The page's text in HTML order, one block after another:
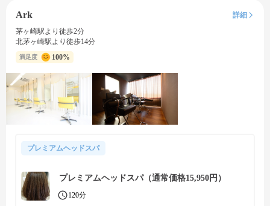
Ark
詳細
茅ヶ崎駅より徒歩2分
北茅ヶ崎駅より徒歩14分
満足度 100%
プレミアムヘッドスパ
プレミアムヘッドスパ（通常価格15,950円）
120分